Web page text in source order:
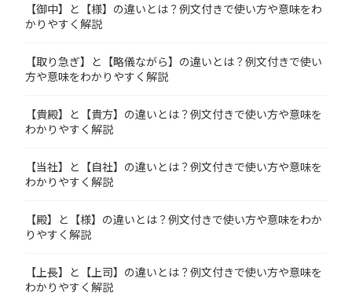
【御中】と【様】の違いとは？例文付きで使い方や意味をわ
かりやすく解説
【取り急ぎ】と【略儀ながら】の違いとは？例文付きで使い
方や意味をわかりやすく解説
【貴殿】と【貴方】の違いとは？例文付きで使い方や意味を
わかりやすく解説
【当社】と【自社】の違いとは？例文付きで使い方や意味を
わかりやすく解説
【殿】と【様】の違いとは？例文付きで使い方や意味をわか
りやすく解説
【上長】と【上司】の違いとは？例文付きで使い方や意味を
わかりやすく解説